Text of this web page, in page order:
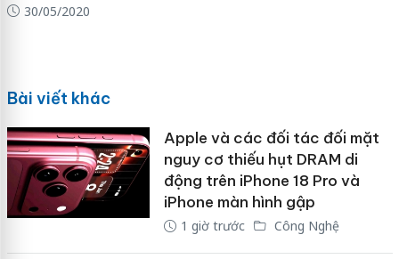
30/05/2020
Bài viết khác
Apple và các đối tác đối mặt
nguy cơ thiếu hụt DRAM di
động trên iPhone 18 Pro và
iPhone màn hình gập
1 giờ trước Công Nghệ